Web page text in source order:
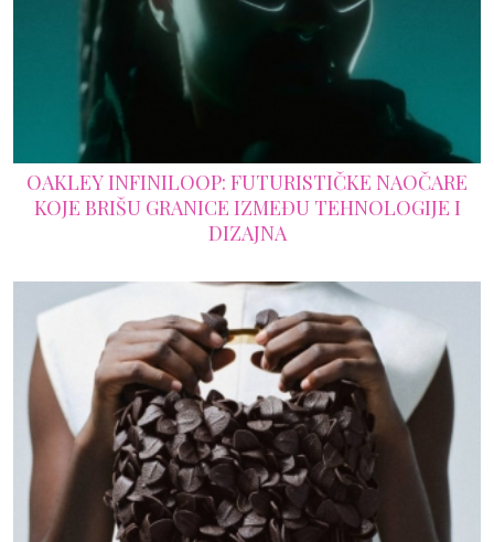
OAKLEY INFINILOOP: FUTURISTIČKE NAOČARE
KOJE BRIŠU GRANICE IZMEĐU TEHNOLOGIJE I
DIZAJNA